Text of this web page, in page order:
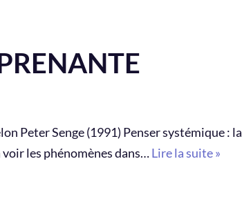
Peter Senge (1991) Penser systémique : la
les phénomènes dans…Lire la suite »